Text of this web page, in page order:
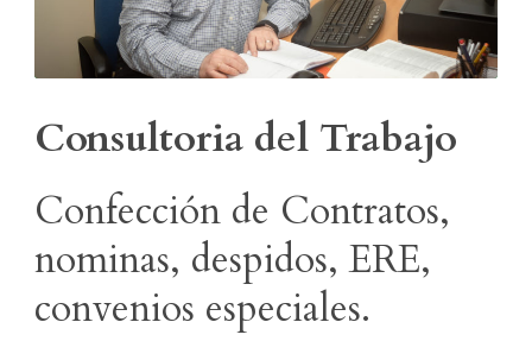
Consultoria del Trabajo
Confección de Contratos,
nominas, despidos, ERE,
convenios especiales.